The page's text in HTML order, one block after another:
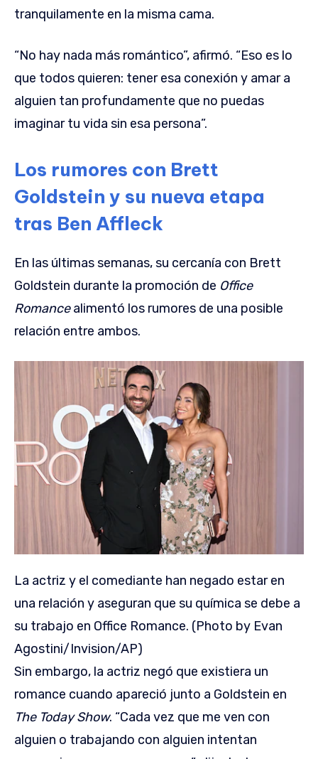
tranquilamente en la misma cama.
“No hay nada más romántico”, afirmó. “Eso es lo
que todos quieren: tener esa conexión y amar a
alguien tan profundamente que no puedas
imaginar tu vida sin esa persona”.
Los rumores con Brett
Goldstein y su nueva etapa
tras Ben Affleck
En las últimas semanas, su cercanía con Brett
Goldstein durante la promoción de Office
Romancealimentó los rumores de una posible
relación entre ambos.
La actriz y el comediante han negado estar en
una relación y aseguran que su química se debe a
su trabajo en Office Romance. (Photo by Evan
Agostini/Invision/AP)
Sin embargo, la actriz negó que existiera un
romance cuando apareció junto a Goldstein en
The Today Show. “Cada vez que me ven con
alguien o trabajando con alguien intentan